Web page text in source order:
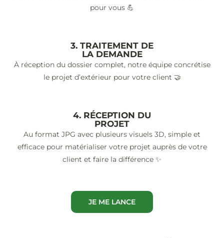
pour vous 💪
3. TRAITEMENT DE
LA DEMANDE
À réception du dossier complet, notre équipe concrétise
le projet d’extérieur pour votre client 🤝
4. RÉCEPTION DU
PROJET
Au format JPG avec plusieurs visuels 3D, simple et
efficace pour matérialiser votre projet auprès de votre
client et faire la différence ✨
JE ME LANCE